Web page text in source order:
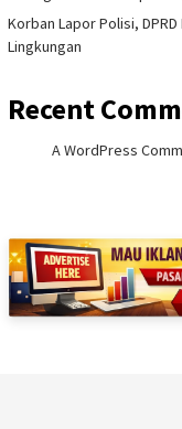
Korban Lapor Polisi,
Lingkungan
Recent
A WordPress